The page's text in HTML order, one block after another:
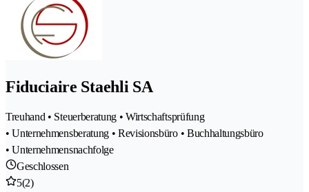
Fiduciaire Staehli SA
Treuhand • Steuerberatung • Wirtschaftsprüfung
• Unternehmensberatung • Revisionsbüro • Buchhaltungsbüro
• Unternehmensnachfolge
Geschlossen
5(2)